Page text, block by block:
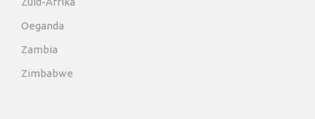
Oeganda
Zambia
Zimbabwe